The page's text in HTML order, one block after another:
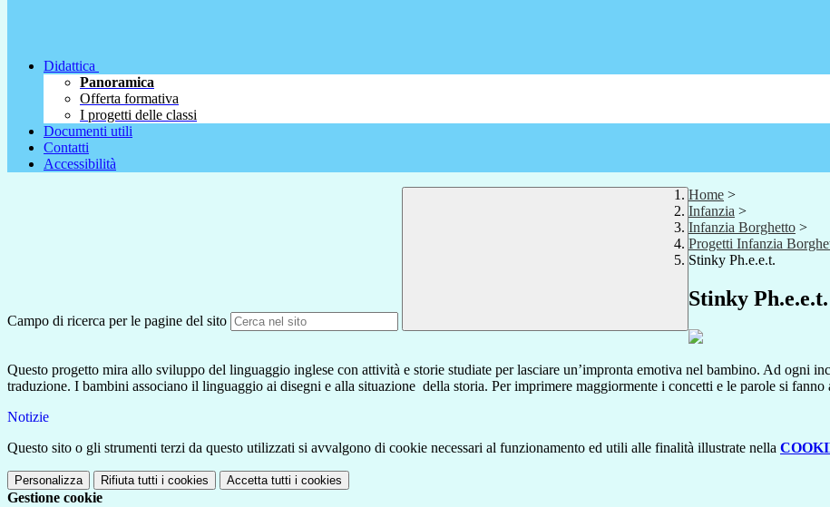
Didattica
Panoramica
Offerta formativa
I progetti delle classi
Documenti utili
Contatti
Accessibilità
Campo di ricerca per le pagine del sito
Home >
Infanzia >
Infanzia Borghetto >
Progetti Infanzia
Stinky Ph.e.e.t.
Stinky Ph.e.e.t.
Questo progetto mira allo sviluppo del linguaggio inglese con attività e storie studiate per lasciare un’impronta emotiva nel bambino. Ad ogni
traduzione. I bambini associano il linguaggio ai disegni e alla situazione della storia. Per imprimere maggiormente i concetti e le parole si
Notizie
Questo sito o gli strumenti terzi da questo utilizzati si avvalgono di cookie necessari al funzionamento ed utili alle finalità illustrate nella
Personalizza Rifiuta tutti i cookies Accetta tutti i cookies
Gestione cookie